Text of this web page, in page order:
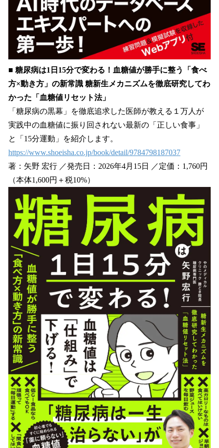
■ 糖尿病は1日15分で変わる！血糖値が勝手に整う「食べ
方×動き方」の新常識 糖新生メカニズムを徹底研究してわ
かった「血糖値リセット法」
「糖尿病の黒幕」を徹底追求した医師が教える１万人が
実践中の血糖値に振り回されない最新の「正しい食事」
と「15分運動」を紹介します。
https://www.shoeisha.co.jp/book/detail/9784798187037
著：矢野 宏行 ／発売日：2026年4月15日 ／定価：1,760円
（本体1,600円＋税10%）